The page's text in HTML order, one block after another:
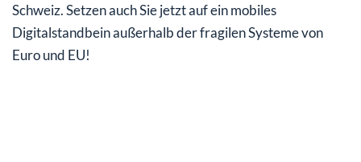
Schweiz. Setzen auch Sie jetzt auf ein mobiles
Digitalstandbein außerhalb der fragilen Systeme von
Euro und EU!